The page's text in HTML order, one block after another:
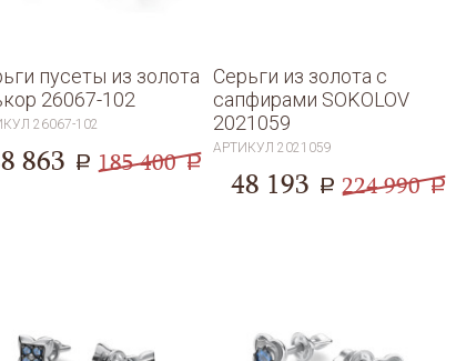
пусеты из золота
26067-102
26067-102
863 a 185 400 a
Серьги из золота с
сапфирами SOKOLOV
2021059
АРТИКУЛ2021059
48 193 a 224 990 a